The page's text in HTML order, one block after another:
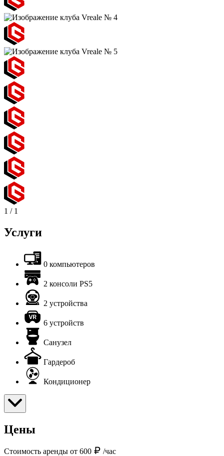
1 / 1
Услуги
0 компьютеров
2 консоли PS5
2 устройства
6 устройств
Санузел
Гардероб
Кондиционер
Цены
Стоимость аренды от 600 /час